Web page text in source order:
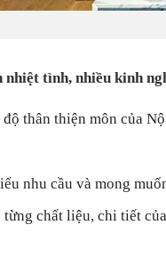
nhiệt tình, nhiều kinh
thân thiện môn của
nhu cầu và mong
chất liệu, chi tiết